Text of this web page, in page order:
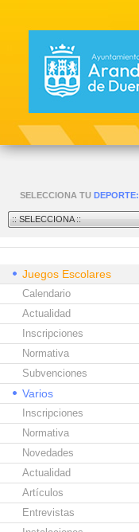
SELECCIONA TU DEPORTE:
:: SELECCIONA ::
Juegos Escolares
Calendario
Actualidad
Inscripciones
Normativa
Subvenciones
Varios
Inscripciones
Normativa
Novedades
Actualidad
Artículos
Entrevistas